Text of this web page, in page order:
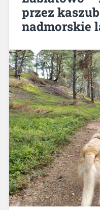
przez
nadmorskie